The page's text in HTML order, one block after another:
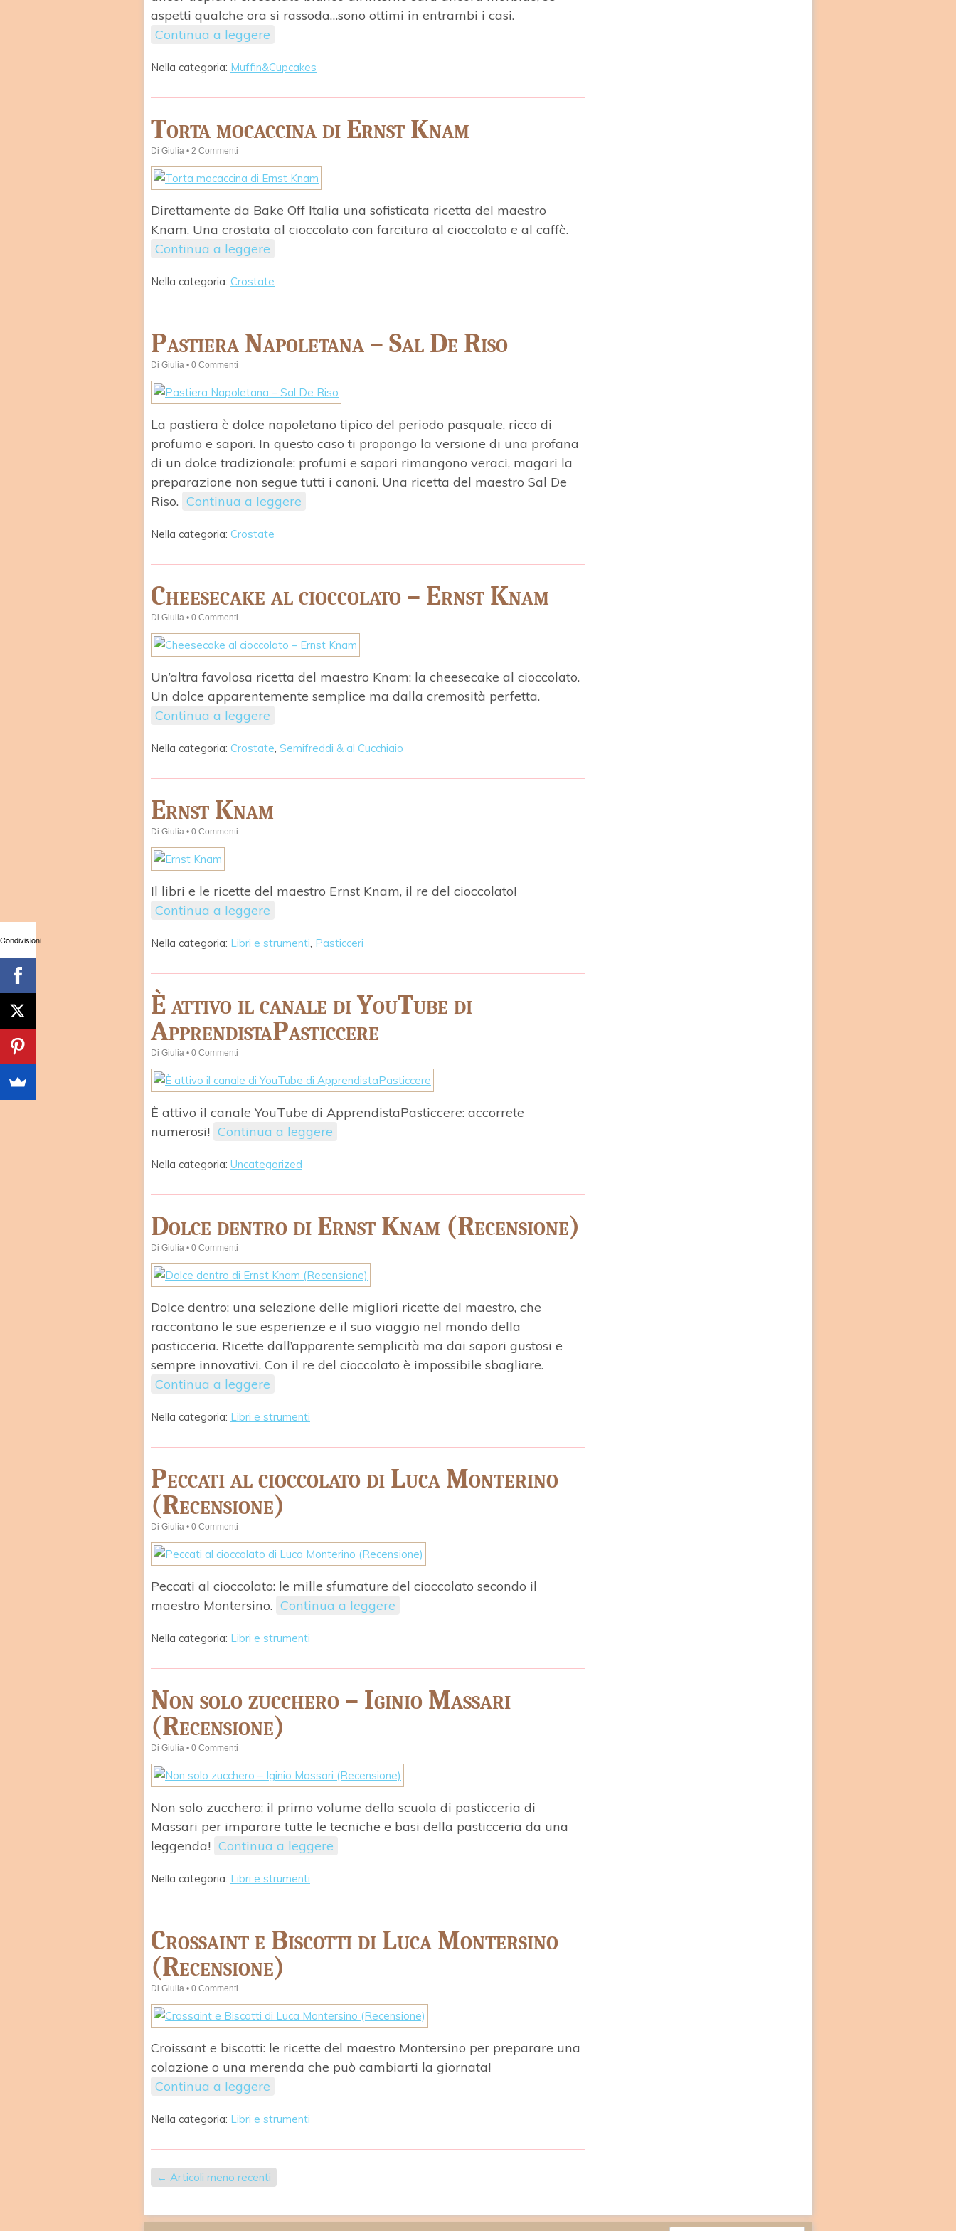
aspetti qualche ora si rassoda…sono ottimi in entrambi i casi.
Continua a leggere
Nella categoria: Muffin&Cupcakes
Torta mocaccina di Ernst Knam
Di Giulia • 2 Commenti
Direttamente da Bake Off Italia una sofisticata ricetta del maestro
Knam. Una crostata al cioccolato con farcitura al cioccolato e al caffè.
Continua a leggere
Nella categoria: Crostate
Pastiera Napoletana – Sal De Riso
Di Giulia • 0 Commenti
La pastiera è dolce napoletano tipico del periodo pasquale, ricco di
profumo e sapori. In questo caso ti propongo la versione di una profana
di un dolce tradizionale: profumi e sapori rimangono veraci, magari la
preparazione non segue tutti i canoni. Una ricetta del maestro Sal De
Riso. Continua a leggere
Nella categoria: Crostate
Cheesecake al cioccolato – Ernst Knam
Di Giulia • 0 Commenti
Un’altra favolosa ricetta del maestro Knam: la cheesecake al cioccolato.
Un dolce apparentemente semplice ma dalla cremosità perfetta.
Continua a leggere
Nella categoria: Crostate, Semifreddi & al Cucchiaio
Ernst Knam
Di Giulia • 0 Commenti
Il libri e le ricette del maestro Ernst Knam, il re del cioccolato!
Continua a leggere
Nella categoria: Libri e strumenti, Pasticceri
È attivo il canale di YouTube di
ApprendistaPasticcere
Di Giulia • 0 Commenti
È attivo il canale YouTube di ApprendistaPasticcere: accorrete
numerosi! Continua a leggere
Nella categoria: Uncategorized
Dolce dentro di Ernst Knam (Recensione)
Di Giulia • 0 Commenti
Dolce dentro: una selezione delle migliori ricette del maestro, che
raccontano le sue esperienze e il suo viaggio nel mondo della
pasticceria. Ricette dall’apparente semplicità ma dai sapori gustosi e
sempre innovativi. Con il re del cioccolato è impossibile sbagliare.
Continua a leggere
Nella categoria: Libri e strumenti
Peccati al cioccolato di Luca Monterino
(Recensione)
Di Giulia • 0 Commenti
Peccati al cioccolato: le mille sfumature del cioccolato secondo il
maestro Montersino. Continua a leggere
Nella categoria: Libri e strumenti
Non solo zucchero – Iginio Massari
(Recensione)
Di Giulia • 0 Commenti
Non solo zucchero: il primo volume della scuola di pasticceria di
Massari per imparare tutte le tecniche e basi della pasticceria da una
leggenda! Continua a leggere
Nella categoria: Libri e strumenti
Crossaint e Biscotti di Luca Montersino
(Recensione)
Di Giulia • 0 Commenti
Croissant e biscotti: le ricette del maestro Montersino per preparare una
colazione o una merenda che può cambiarti la giornata!
Continua a leggere
Nella categoria: Libri e strumenti
← Articoli meno recenti
Condivisioni